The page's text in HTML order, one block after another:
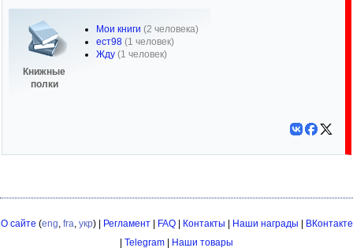
Книжные
полки
Мои книги (2 человека)
ест98 (1 человек)
Жду (1 человек)
О сайте (eng, fra, укр) | Регламент| FAQ| Контакты Наши награды
ВКонтакте
Telegram Наши товары